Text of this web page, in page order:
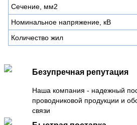
Сечение, мм2
Номинальное напряжение, кВ
Количество жил
Безупречная репутация
Наша компания - надежный
проводниковой продукции и
связи